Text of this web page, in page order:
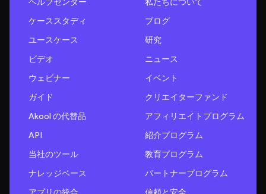
ヘルプセンター
ケーススタディ
ユースケース
ビデオ
ウェビナー
ガイド
Akool の代替品
API
当社のツール
ナレッジベース
私たちについて
ブログ
研究
ニュース
イベント
クリエイターファンド
アフィリエイトプログラム
紹介プログラム
教育プログラム
パートナープログラム